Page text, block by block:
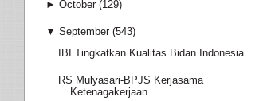
► October (129)
▼ September (543)
IBI Tingkatkan Kualitas Bidan Indonesia
RS Mulyasari-BPJS Kerjasama
Ketenagakerjaan